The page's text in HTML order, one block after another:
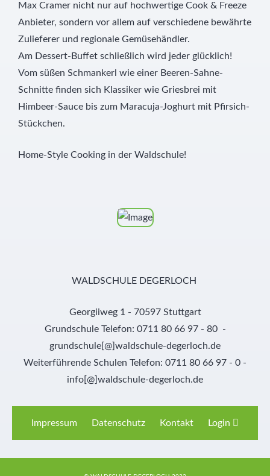
Max Cramer nicht nur auf hochwertige Cook & Freeze
Anbieter, sondern vor allem auf verschiedene bewährte
Zulieferer und regionale Gemüsehändler.
Am Dessert-Buffet schließlich wird jeder glücklich!
Vom süßen Schmankerl wie einer Beeren-Sahne-
Schnitte finden sich Klassiker wie Griesbrei mit
Himbeer-Sauce bis zum Maracuja-Joghurt mit Pfirsich-
Stückchen.
Home-Style Cooking in der Waldschule!
WALDSCHULE DEGERLOCH
Georgiiweg 1 - 70597 Stuttgart
Grundschule Telefon: 0711 80 66 97 - 80 -
grundschule[@]waldschule-degerloch.de
Weiterführende Schulen Telefon: 0711 80 66 97 - 0 -
info[@]waldschule-degerloch.de
Impressum Datenschutz Kontakt Login